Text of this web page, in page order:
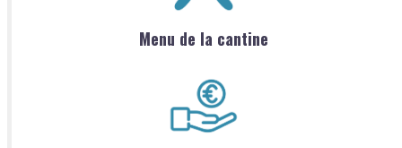
Menu de la cantine